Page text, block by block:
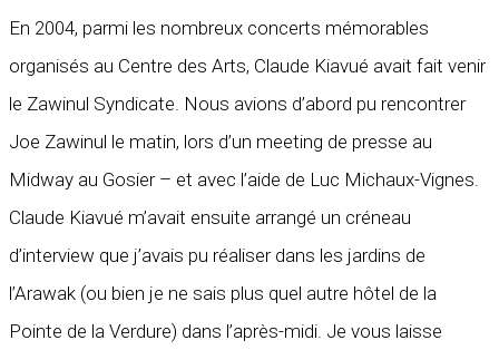
En 2004, parmi les nombreux concerts mémorables
organisés au Centre des Arts, Claude Kiavué avait fait venir
le Zawinul Syndicate. Nous avions d’abord pu rencontrer
Joe Zawinul le matin, lors d’un meeting de presse au
Midway au Gosier – et avec l’aide de Luc Michaux-Vignes.
Claude Kiavué m’avait ensuite arrangé un créneau
d’interview que j’avais pu réaliser dans les jardins de
l’Arawak (ou bien je ne sais plus quel autre hôtel de la
Pointe de la Verdure) dans l’après-midi. Je vous laisse